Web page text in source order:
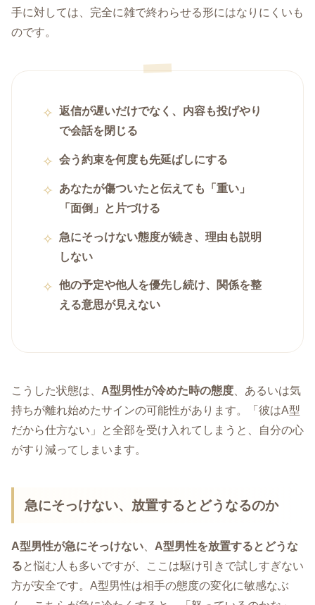
手に対しては、完全に雑で終わらせる形にはなりにくいも
のです。
返信が遅いだけでなく、内容も投げやり
で会話を閉じる
会う約束を何度も先延ばしにする
あなたが傷ついたと伝えても「重い」
「面倒」と片づける
急にそっけない態度が続き、理由も説明
しない
他の予定や他人を優先し続け、関係を整
える意思が見えない
こうした状態は、 A型男性が冷めた時の態度 、あるいは気
持ちが離れ始めたサインの可能性があります。「彼はA型
だから仕方ない」と全部を受け入れてしまうと、自分の心
がすり減ってしまいます。
急にそっけない、放置するとどうなるのか
A型男性が急にそっけない
A型男性を放置するとどうな
ると悩む人も多いですが、ここは駆け引きで試しすぎない
方が安全です。A型男性は相手の態度の変化に敏感なぶ